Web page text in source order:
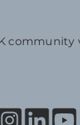
community